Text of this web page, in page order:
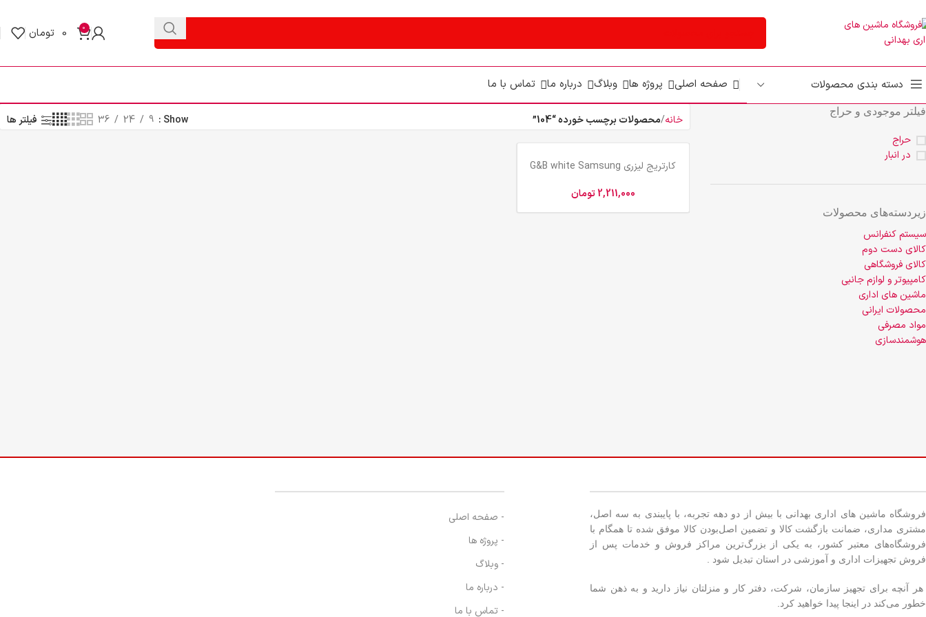
0
0 تومان
دسته بندی محصولات صفحه اصلی پروژه ها وبلاگ درباره ما تماس با ما
فیلتر موجودی و حراج
حراج
در انبار
زیر‌دسته‌های محصولات
سیستم کنفرانس
کالای دست دوم
کالای فروشگاهی
کامپیوتر و لوازم جانبی
ماشین های اداری
محصولات ایرانی
مواد مصرفی
هوشمندسازی
خانه محصولات برچسب خورده “104” Show
9
24
36 فیلتر ها
کارتریج لیزری G&B white Samsung
2,211,000تومان
فروشگاه ماشین های اداری بهدانی با بیش از دو دهه تجربه، با پایبندی به سه اصل،
مشتری مداری، ضمانت بازگشت کالا و تضمین اصل‌بودن کالا موفق شده تا همگام با
فروشگاه‌های معتبر کشور، به یکی از بزرگ‌ترین مراکز فروش و خدمات پس از
فروش تجهیزات اداری و آموزشی در استان تبدیل شود .
هر آنچه برای تجهیز سازمان، شرکت، دفتر کار و منزلتان نیاز دارید و به ذهن شما
خطور می‌کند در اینجا پیدا خواهید کرد.
- صفحه اصلی
- پروژه ها
- وبلاگ
- درباره ما
- تماس با ما